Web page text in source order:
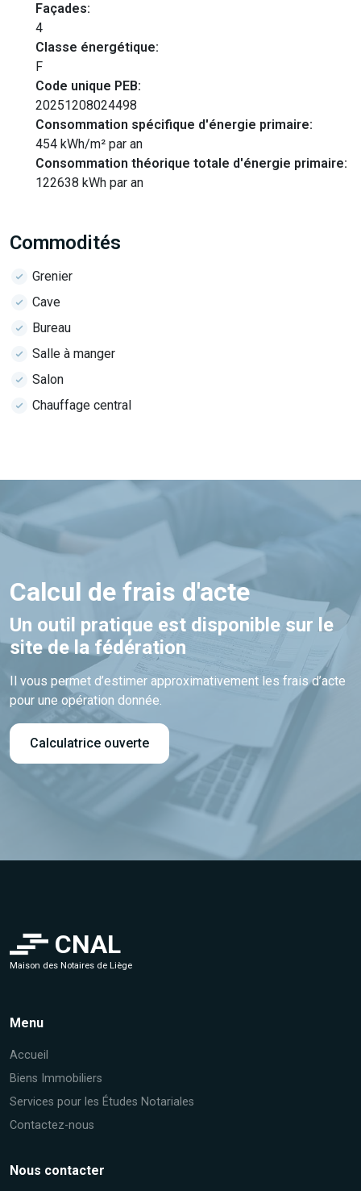
Façades:
4
Classe énergétique:
F
Code unique PEB:
20251208024498
Consommation spécifique d'énergie primaire:
454 kWh/m² par an
Consommation théorique totale d'énergie primaire:
122638 kWh par an
Commodités
Grenier
Cave
Bureau
Salle à manger
Salon
Chauffage central
Calcul de frais d'acte
Un outil pratique est disponible sur le
site de la fédération
Il vous permet d’estimer approximativement les frais d’acte
pour une opération donnée.
Calculatrice ouverte
CNAL
Maison des Notaires de Liège
Menu
Accueil
Biens Immobiliers
Services pour les Études Notariales
Contactez-nous
Nous contacter